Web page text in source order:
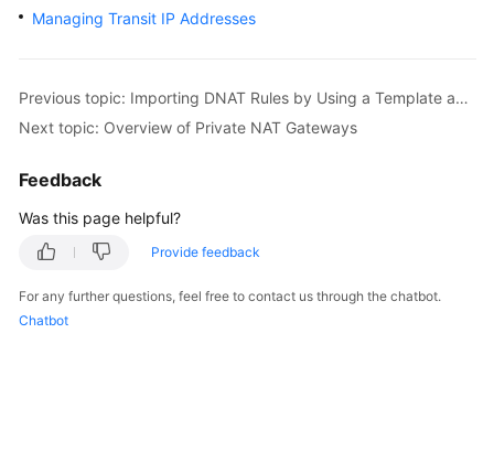
Best
Reference
Reference
Managing Transit IP Addresses
Previous topic: Importing DNAT Rules by Using a Template and Exporting DNAT Rules
Next topic: Overview of Private NAT Gateways
Feedback
Was this page helpful?
Provide feedback
For any further questions, feel free to contact us through the chatbot.
Chatbot